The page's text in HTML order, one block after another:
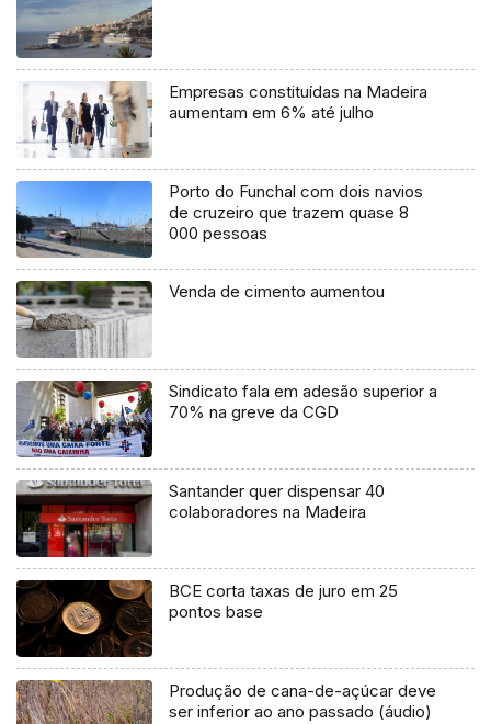
Empresas constituídas na Madeira
aumentam em 6% até julho
Porto do Funchal com dois navios
de cruzeiro que trazem quase 8
000 pessoas
Venda de cimento aumentou
Sindicato fala em adesão superior a
70% na greve da CGD
Santander quer dispensar 40
colaboradores na Madeira
BCE corta taxas de juro em 25
pontos base
Produção de cana-de-açúcar deve
ser inferior ao ano passado (áudio)